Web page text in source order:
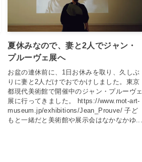
夏休みなので、妻と2人でジャン・
プルーヴェ展へ
お盆の連休前に、1日お休みを取り、久しぶ
りに妻と2人だけでおでかけしました。東京
都現代美術館で開催中のジャン・プルーヴェ
展に行ってきました。 https://www.mot-art-
museum.jp/exhibitions/Jean_Prouve/ 子ど
もと一緒だと美術館や展示会はなかなかゆ...